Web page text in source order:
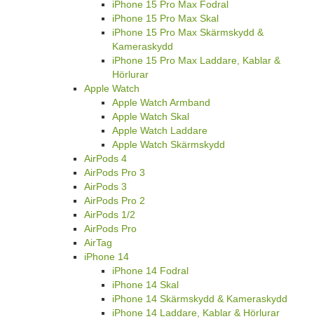
iPhone 15 Pro Max Fodral
iPhone 15 Pro Max Skal
iPhone 15 Pro Max Skärmskydd &
Kameraskydd
iPhone 15 Pro Max Laddare, Kablar &
Hörlurar
Apple Watch
Apple Watch Armband
Apple Watch Skal
Apple Watch Laddare
Apple Watch Skärmskydd
AirPods 4
AirPods Pro 3
AirPods 3
AirPods Pro 2
AirPods 1/2
AirPods Pro
AirTag
iPhone 14
iPhone 14 Fodral
iPhone 14 Skal
iPhone 14 Skärmskydd & Kameraskydd
iPhone 14 Laddare, Kablar & Hörlurar